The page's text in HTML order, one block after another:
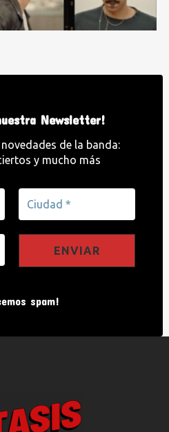
Newsletter!
de la banda:
y mucho más
spam!